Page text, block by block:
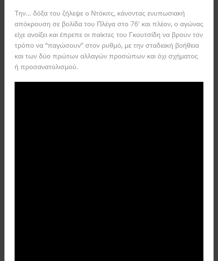
Την… δόξα του ζήλεψε ο Ντόκιτς, κάνοντας ενυπωσιακή
απόκρουση σε βολίδα του Πλέγα στο 76′ και πλέον, ο αγώνας
είχε ανοίξει και έπρεπε οι παίκτες του Γκουτσίδη να βρουν τον
τρόπο να “παγώσουν” στον ρυθμό, με την σταδιακή βοήθεια
και των δύο πρώτων αλλαγών προσώπων και όχι σχήματος
ή προσανατολισμού.